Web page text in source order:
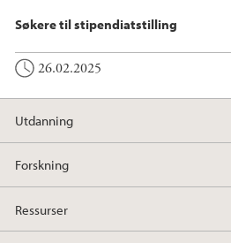
Søkere til stipendiatstilling
26.02.2025
Utdanning
Forskning
Ressurser